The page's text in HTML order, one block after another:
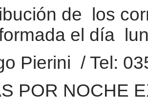
de los
el día
Pierini / Tel:
POR NOCHE